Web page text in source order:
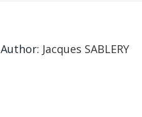
Jacques SABLERY